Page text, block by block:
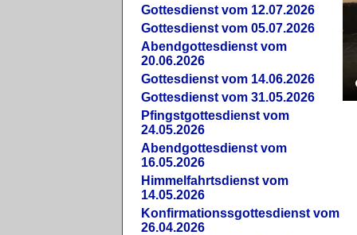
Gottesdienst vom 12.07.2026
Gottesdienst vom 05.07.2026
Abendgottesdienst vom
20.06.2026
Gottesdienst vom 14.06.2026
Gottesdienst vom 31.05.2026
Pfingstgottesdienst vom
24.05.2026
Abendgottesdienst vom
16.05.2026
Himmelfahrtsdienst vom
14.05.2026
Konfirmationssgottesdienst vom
26.04.2026